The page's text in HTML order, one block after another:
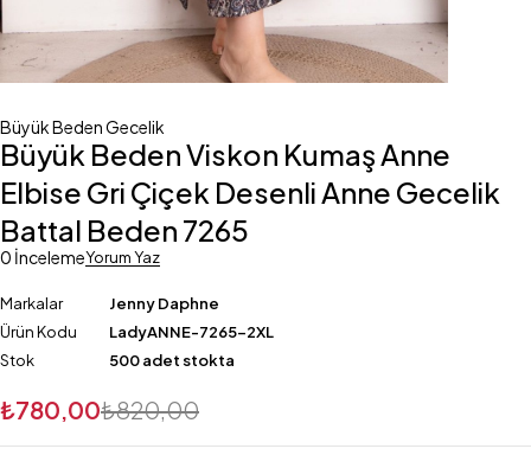
Büyük Beden Gecelik
Büyük Beden Viskon Kumaş Anne
Elbise Gri Çiçek Desenli Anne Gecelik
Battal Beden 7265
0 İncelemeYorum Yaz
Markalar
Jenny Daphne
Ürün Kodu
LadyANNE-7265-2XL
Stok
500 adet stokta
₺820,00
₺780,00